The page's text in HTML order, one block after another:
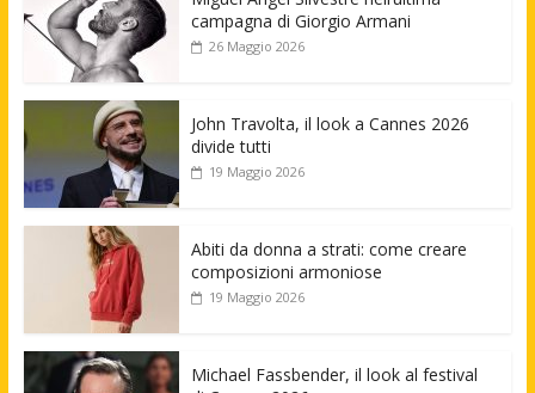
campagna di Giorgio Armani
26 Maggio 2026
John Travolta, il look a Cannes 2026
divide tutti
19 Maggio 2026
Abiti da donna a strati: come creare
composizioni armoniose
19 Maggio 2026
Michael Fassbender, il look al festival